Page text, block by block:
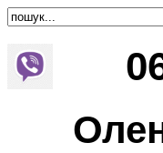
Олена